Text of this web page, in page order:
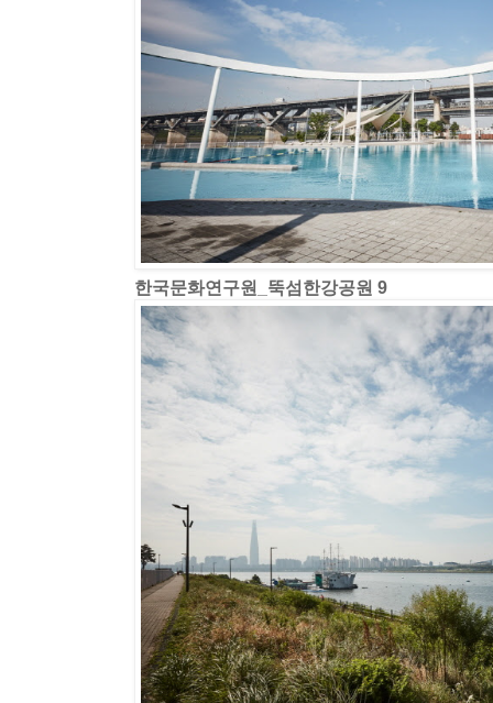
한국문화연구원_뚝섬한강공원 9